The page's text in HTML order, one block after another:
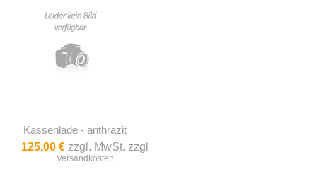
Kassenlade - anthrazit
125.00 € zzgl. MwSt. zzgl
Versandkosten